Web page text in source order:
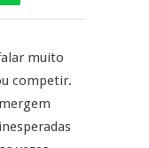
muito
competir.